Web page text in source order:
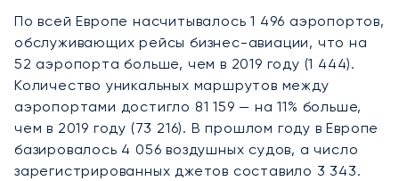
По всей Европе насчитывалось 1 496 аэропортов,
обслуживающих рейсы бизнес-авиации, что на
52 аэропорта больше, чем в 2019 году (1 444).
Количество уникальных маршрутов между
аэропортами достигло 81 159 — на 11% больше,
чем в 2019 году (73 216). В прошлом году в Европе
базировалось 4 056 воздушных судов, а число
зарегистрированных джетов составило 3 343.